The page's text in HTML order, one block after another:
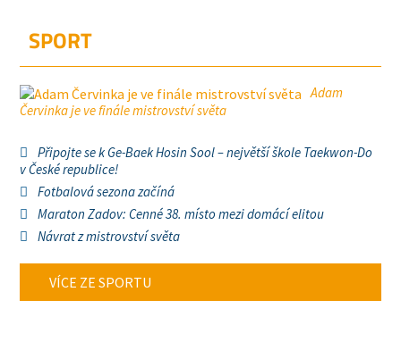
SPORT
Adam
Červinka je ve finále mistrovství světa
Připojte se k Ge-Baek Hosin Sool – největší škole Taekwon-Do
v České republice!
Fotbalová sezona začíná
Maraton Zadov: Cenné 38. místo mezi domácí elitou
Návrat z mistrovství světa
VÍCE ZE SPORTU